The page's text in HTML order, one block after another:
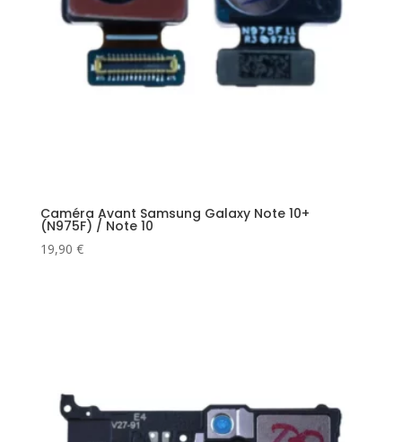
Caméra Avant Samsung Galaxy Note 10+
(N975F) / Note 10
19,90 €